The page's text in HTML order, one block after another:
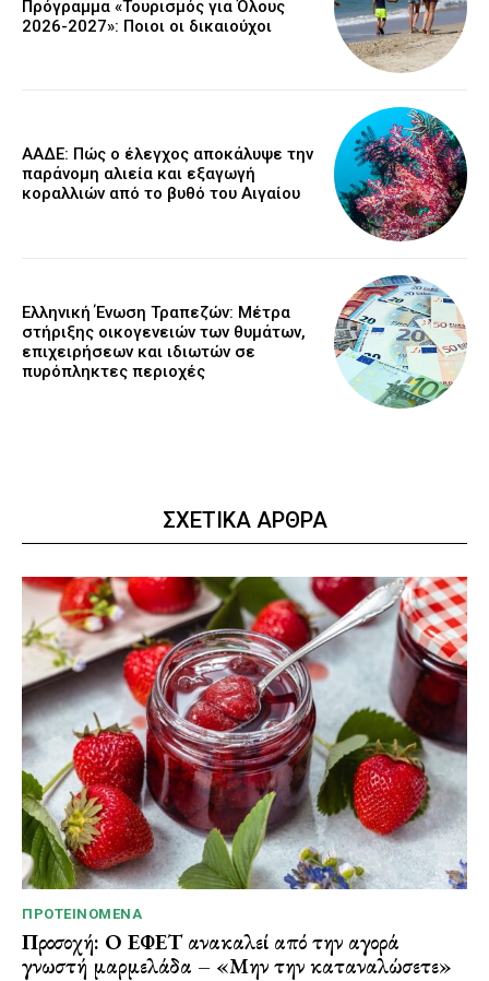
Πρόγραμμα «Τουρισμός για Όλους
2026-2027»: Ποιοι οι δικαιούχοι
ΑΑΔΕ: Πώς ο έλεγχος αποκάλυψε την
παράνομη αλιεία και εξαγωγή
κοραλλιών από το βυθό του Αιγαίου
Ελληνική Ένωση Τραπεζών: Μέτρα
στήριξης οικογενειών των θυμάτων,
επιχειρήσεων και ιδιωτών σε
πυρόπληκτες περιοχές
ΣΧΕΤΙΚΑ ΑΡΘΡΑ
ΠΡΟΤΕΙΝΌΜΕΝΑ
Προσοχή: Ο ΕΦΕΤ ανακαλεί από την αγορά
γνωστή μαρμελάδα – «Μην την καταναλώσετε»